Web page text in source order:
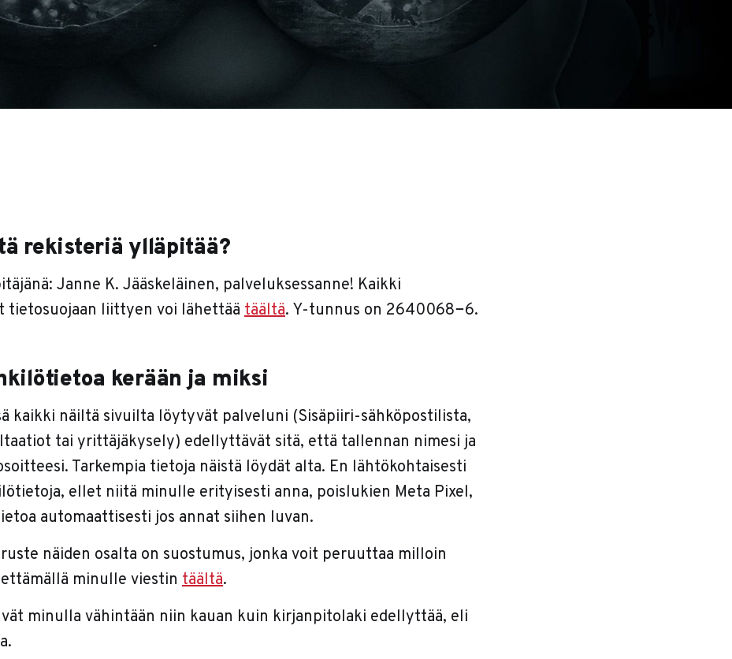
rekisteriä ylläpitää?
Janne K. Jääskeläinen, palveluksessanne! Kaikki
tietosuojaan liittyen voi lähettää täältä. Y-tunnus on 2640068−6.
kerään ja miksi
kaikki näiltä sivuilta löytyvät palveluni (Sisäpiiri-sähköpostilista,
tai yrittäjäkysely) edellyttävät sitä, että tallennan nimesi ja
Tarkempia tietoja näistä löydät alta. En lähtökohtaisesti
ellet niitä minulle erityisesti anna, poislukien Meta Pixel,
automaattisesti jos annat siihen luvan.
näiden osalta on suostumus, jonka voit peruuttaa milloin
minulle viestin täältä.
minulla vähintään niin kauan kuin kirjanpitolaki edellyttää, eli